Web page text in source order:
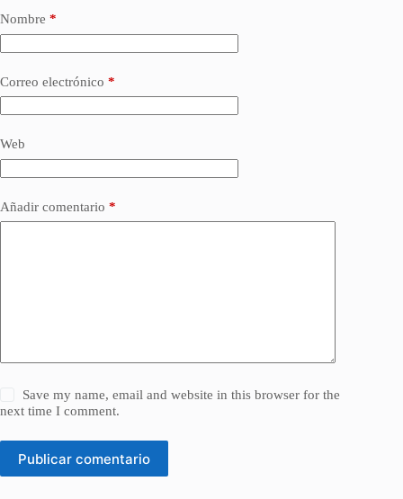
Nombre *
Correo electrónico *
Web
Añadir comentario *
Save my name, email and website in this browser for the
next time I comment.
Publicar comentario